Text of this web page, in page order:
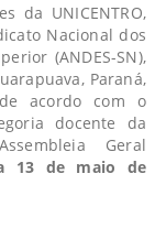
da UNICENTRO,
Nacional dos
(ANDES-SN),
Paraná,
acordo com o
docente da
Geral
13 de maio de